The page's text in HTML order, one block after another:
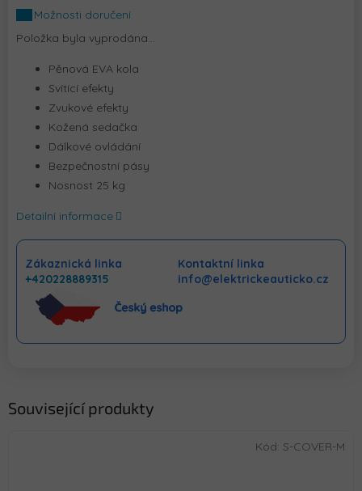
cena:Možnosti doručení
Položka byla vyprodána…
Pěnová EVA kola
Svítící efekty
Zvukové efekty
Kožená sedačka
Dálkové ovládání
Bezpečnostní pásy
Nosnost 25 kg
Detailní informace
Zákaznická linka
+420228889315
Kontaktní linka
info@elektrickeauticko.cz
Související produkty
Kód: S-COVER-M